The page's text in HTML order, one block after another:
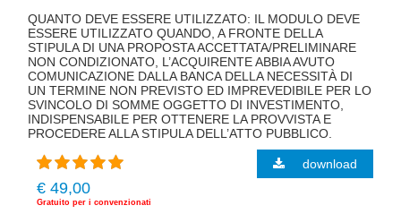
QUANTO DEVE ESSERE UTILIZZATO: IL MODULO DEVE
ESSERE UTILIZZATO QUANDO, A FRONTE DELLA
STIPULA DI UNA PROPOSTA ACCETTATA/PRELIMINARE
NON CONDIZIONATO, L’ACQUIRENTE ABBIA AVUTO
COMUNICAZIONE DALLA BANCA DELLA NECESSITÀ DI
UN TERMINE NON PREVISTO ED IMPREVEDIBILE PER LO
SVINCOLO DI SOMME OGGETTO DI INVESTIMENTO,
INDISPENSABILE PER OTTENERE LA PROVVISTA E
PROCEDERE ALLA STIPULA DELL’ATTO PUBBLICO.
€ 49,00
Gratuito per i convenzionati
download